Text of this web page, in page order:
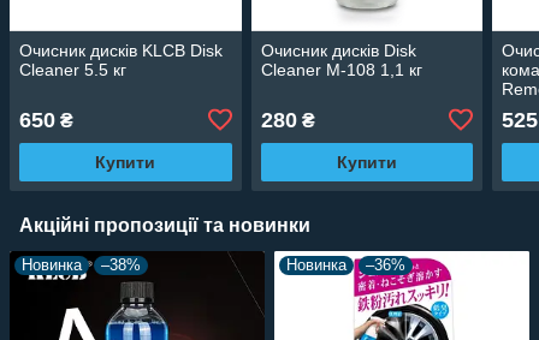
Очисник дисків KLCB Disk
Cleaner 5.5 кг
650 ₴
Купити
Очисник дисків Disk
Cleaner M-108 1,1 кг
280₴
Купити
525
Акційні пропозиції та новинки
Новинка –38% Новинка –36%